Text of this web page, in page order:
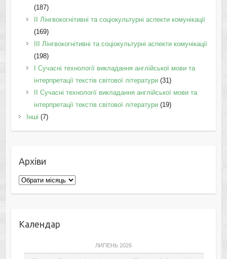
(187)
IІ Лінгвокогнітивні та соціокультурні аспекти комунікації
(169)
IІI Лінгвокогнітивні та соціокультурні аспекти комунікації
(198)
I Cучасні технології викладання англійської мови та
інтерпретації текстів світової літератури(31)
II Cучасні технології викладання англійської мови та
інтерпретації текстів світової літератури(19)
Інші (7)
Архіви
Архіви
Календар
ЛИПЕНЬ 2026